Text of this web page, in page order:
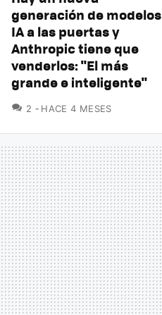
generación de modelos
IA a las puertas y
Anthropic tiene que
venderlos: "El más
grande e inteligente"
2 COMENTARIOS
HACE 4 MESES